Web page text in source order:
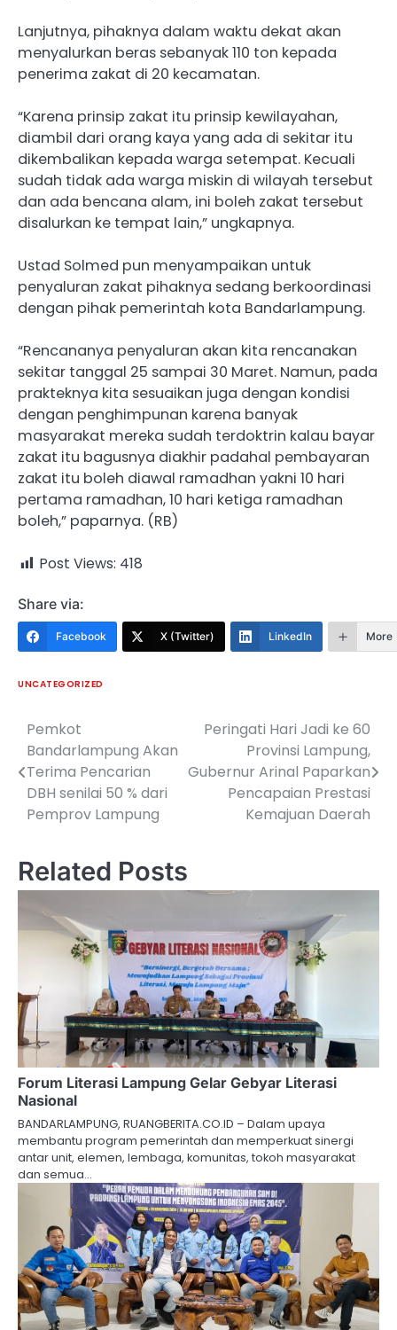
Lanjutnya, pihaknya dalam waktu dekat akan
menyalurkan beras sebanyak 110 ton kepada
penerima zakat di 20 kecamatan.
“Karena prinsip zakat itu prinsip kewilayahan,
diambil dari orang kaya yang ada di sekitar itu
dikembalikan kepada warga setempat. Kecuali
sudah tidak ada warga miskin di wilayah tersebut
dan ada bencana alam, ini boleh zakat tersebut
disalurkan ke tempat lain,” ungkapnya.
Ustad Solmed pun menyampaikan untuk
penyaluran zakat pihaknya sedang berkoordinasi
dengan pihak pemerintah kota Bandarlampung.
“Rencananya penyaluran akan kita rencanakan
sekitar tanggal 25 sampai 30 Maret. Namun, pada
prakteknya kita sesuaikan juga dengan kondisi
dengan penghimpunan karena banyak
masyarakat mereka sudah terdoktrin kalau bayar
zakat itu bagusnya diakhir padahal pembayaran
zakat itu boleh diawal ramadhan yakni 10 hari
pertama ramadhan, 10 hari ketiga ramadhan
boleh,” paparnya. (RB)
Post Views: 418
Share via:
Facebook X (Twitter) LinkedIn More
UNCATEGORIZED
Navigasi
pos
Pemkot
Bandarlampung Akan
Terima Pencarian
DBH senilai 50 % dari
Pemprov Lampung
Peringati Hari Jadi ke 60
Provinsi Lampung,
Gubernur Arinal Paparkan
Pencapaian Prestasi
Kemajuan Daerah
Related Posts
Forum Literasi Lampung Gelar Gebyar Literasi
Nasional
BANDARLAMPUNG, RUANGBERITA.CO.ID – Dalam upaya
membantu program pemerintah dan memperkuat sinergi
antar unit, elemen, lembaga, komunitas, tokoh masyarakat
dan semua…